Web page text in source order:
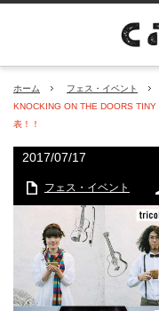
ホーム
フェス・イベント
KNOCKING ON THE DOORS
表！！
2017/07/17
フェス・イベント